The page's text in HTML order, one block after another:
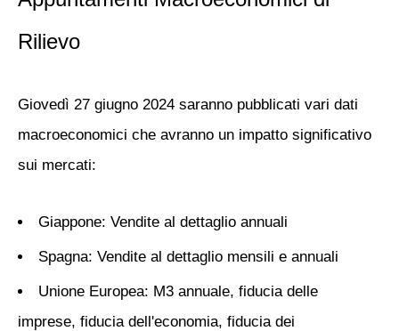
Rilievo
Giovedì 27 giugno 2024 saranno pubblicati vari dati
macroeconomici che avranno un impatto significativo
sui mercati:
Giappone: Vendite al dettaglio annuali
Spagna: Vendite al dettaglio mensili e annuali
Unione Europea: M3 annuale, fiducia delle
imprese, fiducia dell'economia, fiducia dei